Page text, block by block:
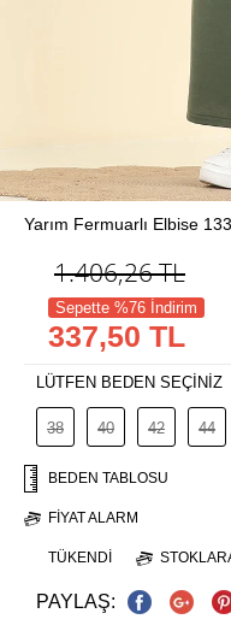
Yarım Fermuarlı Elbise
1.406,26TL
Sepette %76 İndirim
337,50 TL
LÜTFEN BEDEN SEÇİNİZ
38 40 42 44
BEDEN TABLOSU
FIYAT ALARM
TÜKENDI
PAYLAŞ: